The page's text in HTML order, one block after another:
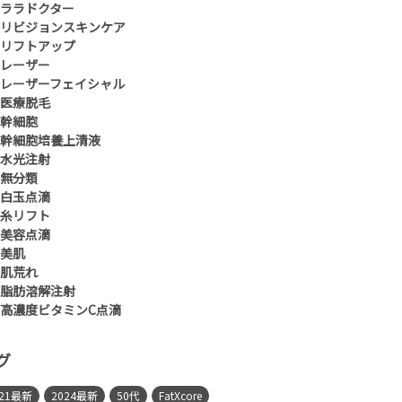
ララドクター
リビジョンスキンケア
リフトアップ
レーザー
レーザーフェイシャル
医療脱毛
幹細胞
幹細胞培養上清液
水光注射
無分類
白玉点滴
糸リフト
美容点滴
美肌
肌荒れ
脂肪溶解注射
高濃度ビタミンC点滴
最新 2024最新 50代 FatXcore